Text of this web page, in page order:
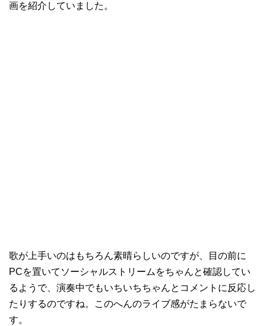
画を紹介していました。
歌が上手いのはもちろん素晴らしいのですが、目の前に
PCを置いてソーシャルストリームをちゃんと確認してい
るようで、演奏中でもいちいちちゃんとコメントに反応し
たりするのですね。このへんのライブ感がたまらないで
す。